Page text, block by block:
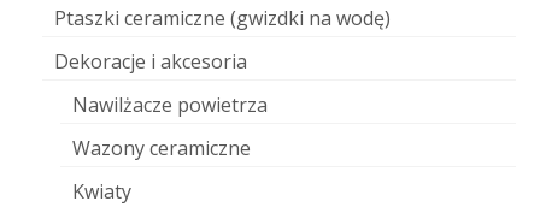
Ptaszki ceramiczne (gwizdki na wodę)
Dekoracje i akcesoria
Nawilżacze powietrza
Wazony ceramiczne
Kwiaty